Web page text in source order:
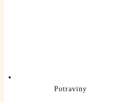
Potraviny